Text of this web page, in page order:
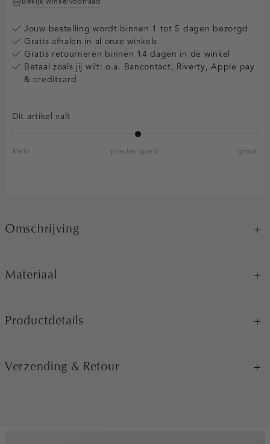
Jouw bestelling wordt binnen 1 tot 5 dagen bezorgd
Gratis afhalen in al onze winkels
Gratis retourneren binnen 14 dagen in de winkel
Betaal zoals jij wilt: o.a. Bancontact, Riverty, Apple pay
& creditcard
Dit artikel valt
klein precies goed groot
Omschrijving
Materiaal
Productdetails
Verzending & Retour